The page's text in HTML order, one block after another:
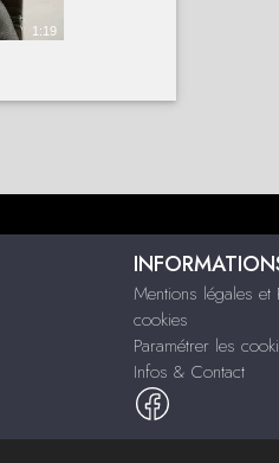
1:19
Mentions légales et
cookies
Paramétrer les
Infos & Contact